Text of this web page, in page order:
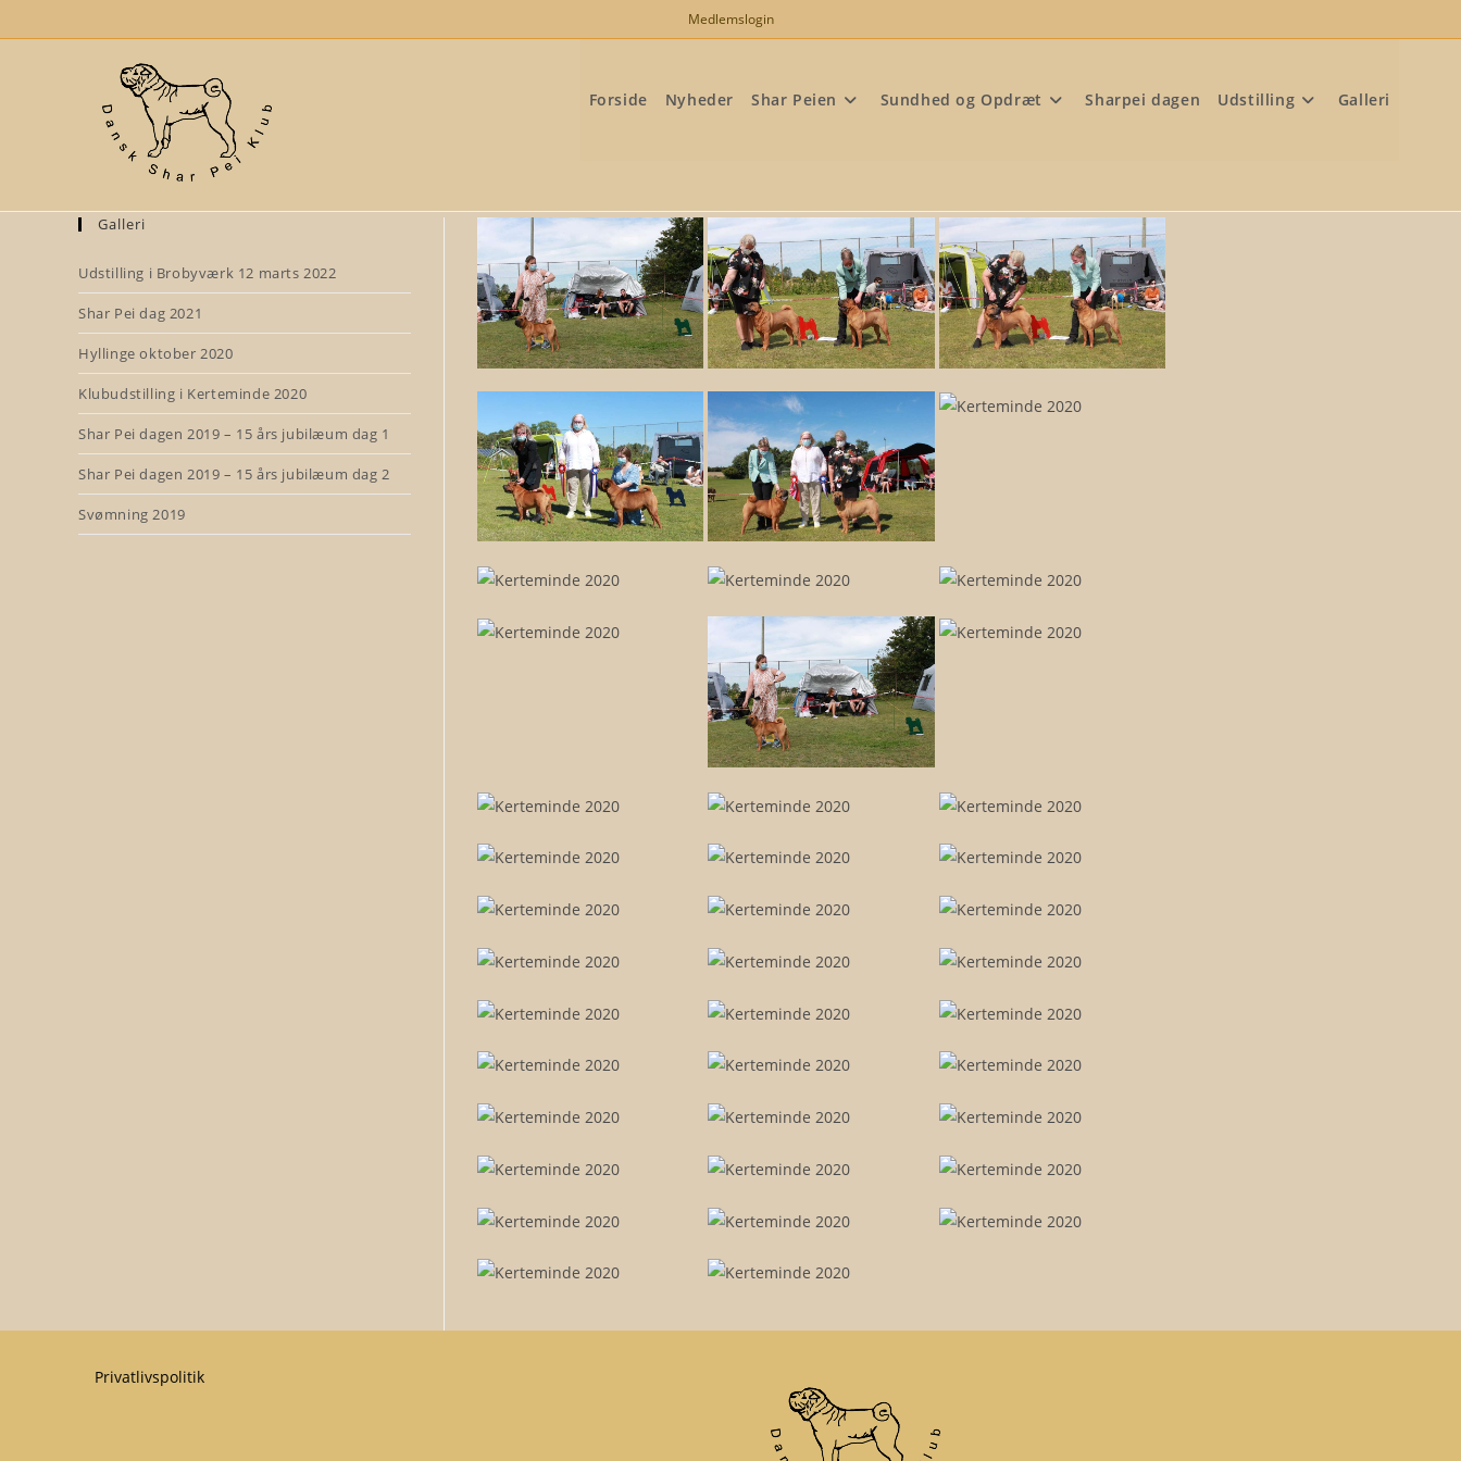
to
Medlemslogin
Forside Nyheder Shar Peien Sundhed og Opdræt Sharpei dagen Udstilling Galleri
Galleri
Udstilling i Brobyværk 12 marts 2022
Shar Pei dag 2021
Hyllinge oktober 2020
Klubudstilling i Kerteminde 2020
Shar Pei dagen 2019 – 15 års jubilæum dag 1
Shar Pei dagen 2019 – 15 års jubilæum dag 2
Svømning 2019
Privatlivspolitik